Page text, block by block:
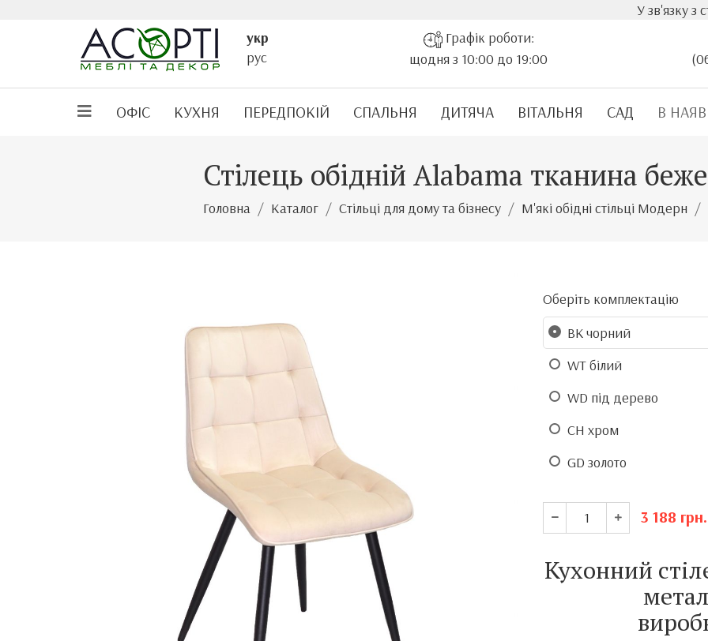
У зв'язку з
укр
рус
Графік роботи:
щодня з 10:00 до 19:00
ОФІС КУХНЯ ПЕРЕДПОКІЙ СПАЛЬНЯ ДИТЯЧА ВІТАЛЬНЯ САД В
Стілець обідній Alabama тканина
Головна Каталог Стільці для дому та бізнесу М'які обідні стільці Модерн
Оберіть комплектацію
BK чорний
WT білий
WD під дерево
CH хром
GD золото
3 188 грн.
Кухонний